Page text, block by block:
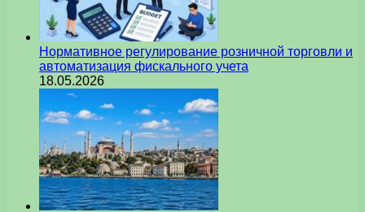
Нормативное регулирование розничной торговли и
автоматизация фискального учета
18.05.2026